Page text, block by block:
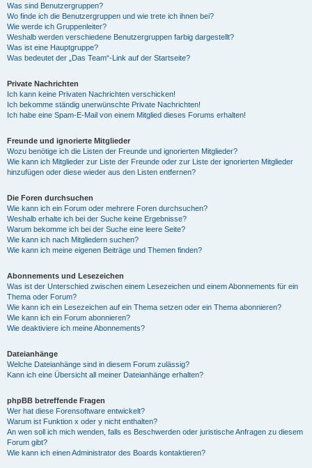
Was sind Benutzergruppen?
Wo finde ich die Benutzergruppen und wie trete ich ihnen bei?
Wie werde ich Gruppenleiter?
Weshalb werden verschiedene Benutzergruppen farbig dargestellt?
Was ist eine Hauptgruppe?
Was bedeutet der „Das Team“-Link auf der Startseite?
Private Nachrichten
Ich kann keine Privaten Nachrichten verschicken!
Ich bekomme ständig unerwünschte Private Nachrichten!
Ich habe eine Spam-E-Mail von einem Mitglied dieses Forums erhalten!
Freunde und ignorierte Mitglieder
Wozu benötige ich die Listen der Freunde und ignorierten Mitglieder?
Wie kann ich Mitglieder zur Liste der Freunde oder zur Liste der ignorierten Mitglieder
hinzufügen oder diese wieder aus den Listen entfernen?
Die Foren durchsuchen
Wie kann ich ein Forum oder mehrere Foren durchsuchen?
Weshalb erhalte ich bei der Suche keine Ergebnisse?
Warum bekomme ich bei der Suche eine leere Seite?
Wie kann ich nach Mitgliedern suchen?
Wie kann ich meine eigenen Beiträge und Themen finden?
Abonnements und Lesezeichen
Was ist der Unterschied zwischen einem Lesezeichen und einem Abonnements für ein
Thema oder Forum?
Wie kann ich ein Lesezeichen auf ein Thema setzen oder ein Thema abonnieren?
Wie kann ich ein Forum abonnieren?
Wie deaktiviere ich meine Abonnements?
Dateianhänge
Welche Dateianhänge sind in diesem Forum zulässig?
Kann ich eine Übersicht all meiner Dateianhänge erhalten?
phpBB betreffende Fragen
Wer hat diese Forensoftware entwickelt?
Warum ist Funktion x oder y nicht enthalten?
An wen soll ich mich wenden, falls es Beschwerden oder juristische Anfragen zu diesem
Forum gibt?
Wie kann ich einen Administrator des Boards kontaktieren?